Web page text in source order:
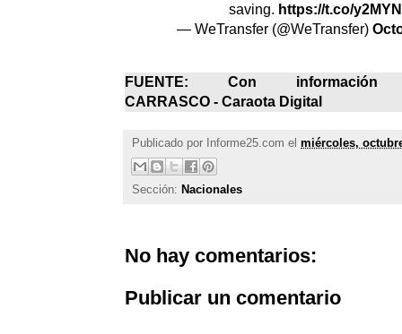
saving. https://t.co/
— WeTransfer (@WeTransfer)
FUENTE: Con
CARRASCO - Caraota Digital
Publicado por Informe25.com el miércoles,
Sección: Nacionales
No hay comentarios:
Publicar un comentario